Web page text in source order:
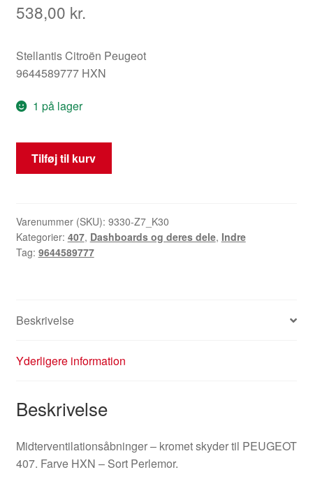
538,00 kr.
Stellantis Citroën Peugeot
9644589777 HXN
1 på lager
Luftdyser
Peugeot
antal
Tilføj til kurv
Varenummer (SKU): 9330-Z7_K30
Kategorier: 407, Dashboards og deres dele, Indre
Tag: 9644589777
Beskrivelse
Yderligere information
Beskrivelse
Midterventilationsåbninger – kromet skyder til PEUGEOT
407. Farve HXN – Sort Perlemor.